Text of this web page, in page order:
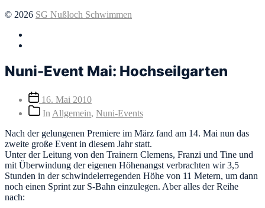
© 2026 SG Nußloch Schwimmen
Nuni-Event Mai: Hochseilgarten
Veröffentlichungsdatum
16. Mai 2010
Beitragskategorien
In Allgemein, Nuni-Events
Nach der gelungenen Premiere im März fand am 14. Mai nun das
zweite große Event in diesem Jahr statt.
Unter der Leitung von den Trainern Clemens, Franzi und Tine und
mit Überwindung der eigenen Höhenangst verbrachten wir 3,5
Stunden in der schwindelerregenden Höhe von 11 Metern, um dann
noch einen Sprint zur S-Bahn einzulegen. Aber alles der Reihe
nach: